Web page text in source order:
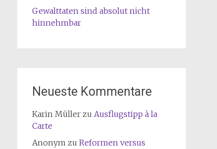
Gewalttaten sind absolut nicht
hinnehmbar
Neueste Kommentare
Karin Müllerzu Ausflugstipp à la
Carte
Anonymzu Reformen versus